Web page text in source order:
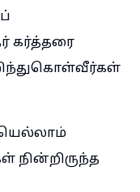
கர்த்தரை
நின்றிருந்த